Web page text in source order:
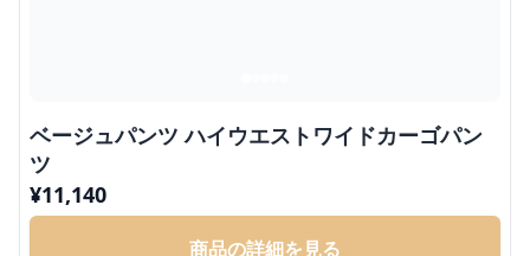
ベージュパンツ ハイウエストワイドカーゴパン
ツ
¥11,140
商品の詳細を見る